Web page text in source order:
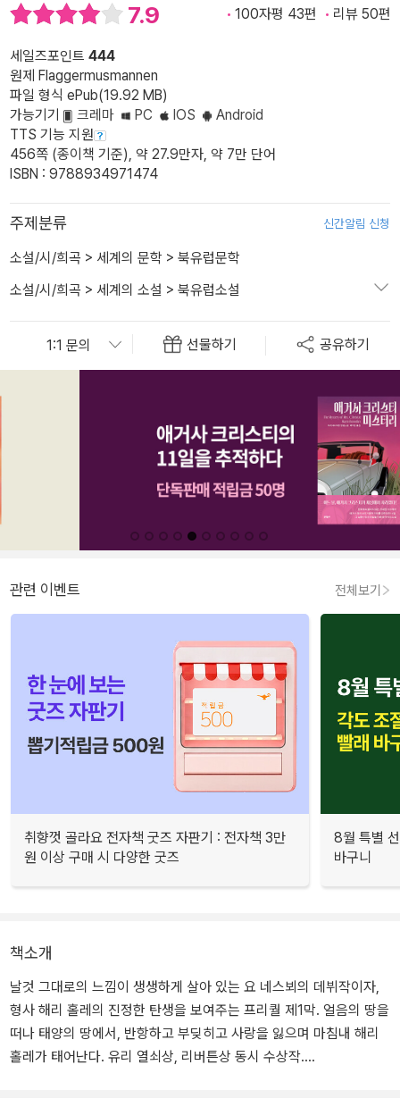
7.9 100자평 43편 리뷰 50편
세일즈포인트 444
원제 Flaggermusmannen
파일 형식 ePub(19.92 MB)
가능기기
크레마 PC IOS
Android
TTS 기능 지원
456쪽 (종이책 기준), 약 27.9만자, 약 7만 단어
ISBN : 9788934971474
주제분류 신간알림 신청
소설/시/희곡 > 세계의 문학 > 북유럽문학
소설/시/희곡 > 세계의 소설 > 북유럽소설
선물하기 공유하기
관련 이벤트 전체보기
취향껏 골라요 전자책 굿즈 자판기 : 전자책 3만
원 이상 구매 시 다양한 굿즈
8월 특별
바구니
책소개
날것 그대로의 느낌이 생생하게 살아 있는 요 네스뵈의 데뷔작이자,
형사 해리 홀레의 진정한 탄생을 보여주는 프리퀄 제1막. 얼음의 땅을
떠나 태양의 땅에서, 반항하고 부딪히고 사랑을 잃으며 마침내 해리
홀레가 태어난다. 유리 열쇠상, 리버튼상 동시 수상작.